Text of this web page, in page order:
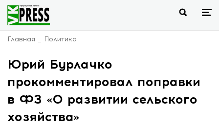
Главная Политика
Юрий Бурлачко
прокомментировал поправки
в ФЗ «О развитии сельского
хозяйства»